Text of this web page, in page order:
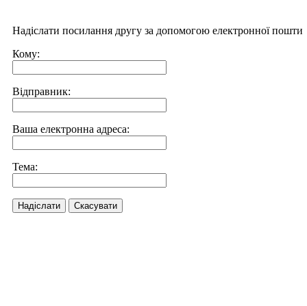
Надіслати посилання другу за допомогою електронної пошти
Кому:
Відправник:
Ваша електронна адреса:
Тема:
Надіслати Скасувати